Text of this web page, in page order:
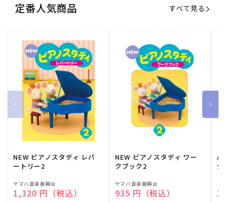
定番人気商品 すべて見る
NEW ピアノスタディ レパ
ートリー2
販
売
ヤマハ音楽振興会
通常価格
1,320 円（税込）
NEW ピアノスタディ ワー
クブック2
販
売
ヤマハ音楽振興会
通常価格
935 円（税込）
バ
ク
売